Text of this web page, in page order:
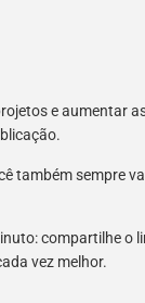
e aumentar
também sempre
compartilhe o
vez melhor.